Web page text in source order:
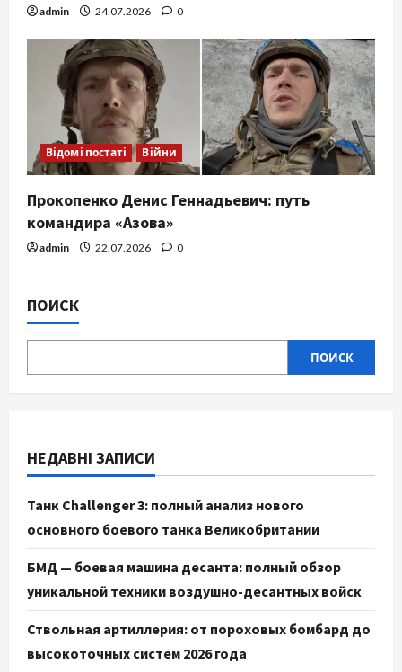
admin 24.07.2026 0
Відомі постаті Війни
Прокопенко Денис Геннадьевич: путь
командира «Азова»
admin 22.07.2026 0
ПОИСК
ПОИСК
НЕДАВНІ ЗАПИСИ
Танк Challenger 3: полный анализ нового
основного боевого танка Великобритании
БМД — боевая машина десанта: полный обзор
уникальной техники воздушно-десантных войск
Ствольная артиллерия: от пороховых бомбард до
высокоточных систем 2026 года